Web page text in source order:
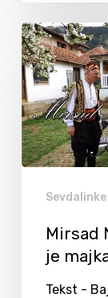
Sevdalinke
Mirsad
je
Tekst -